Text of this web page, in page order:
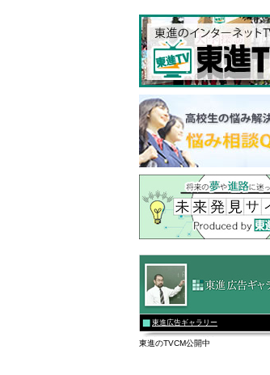
東進広告ギャラリー
東進のTVCM公開中